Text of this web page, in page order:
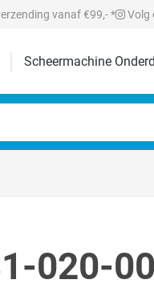
vanaf €99,- * Volg
Scheermachine
020-